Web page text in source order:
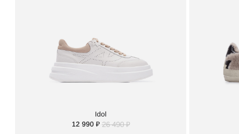
Idol
12 990 ₽ 26 490 ₽